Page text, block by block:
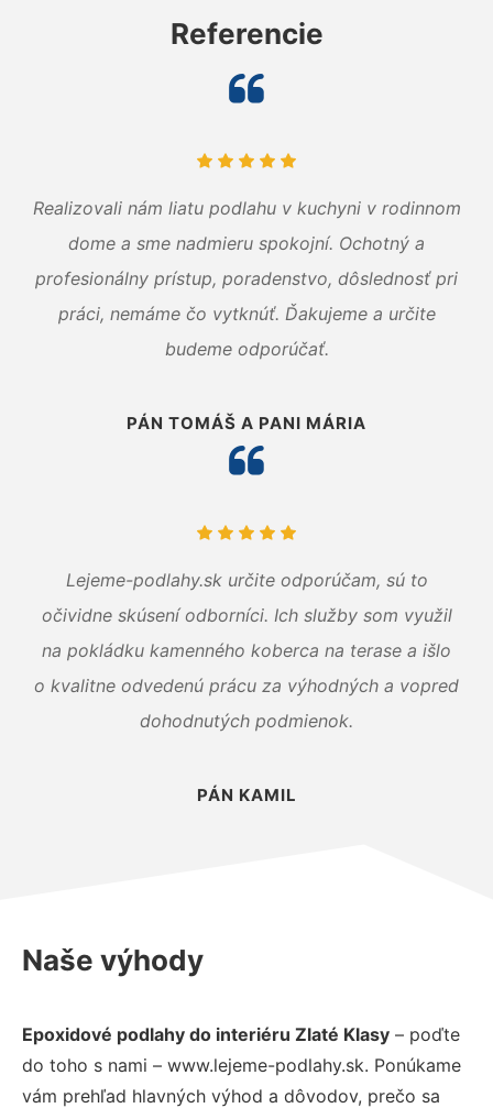
Referencie
Realizovali nám liatu podlahu v kuchyni v rodinnom
dome a sme nadmieru spokojní. Ochotný a
profesionálny prístup, poradenstvo, dôslednosť pri
práci, nemáme čo vytknúť. Ďakujeme a určite
budeme odporúčať.
PÁN TOMÁŠ A PANI MÁRIA
Lejeme-podlahy.sk určite odporúčam, sú to
očividne skúsení odborníci. Ich služby som využil
na pokládku kamenného koberca na terase a išlo
o kvalitne odvedenú prácu za výhodných a vopred
dohodnutých podmienok.
PÁN KAMIL
Naše výhody
Epoxidové podlahy do interiéru Zlaté Klasy – poďte
do toho s nami – www.lejeme-podlahy.sk. Ponúkame
vám prehľad hlavných výhod a dôvodov, prečo sa